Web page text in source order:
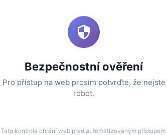
Bezpečnostní ověření
Pro přístup na web prosím potvrďte, že nejste
robot.
Tato kontrola chrání web před automatizovaným přístupem.